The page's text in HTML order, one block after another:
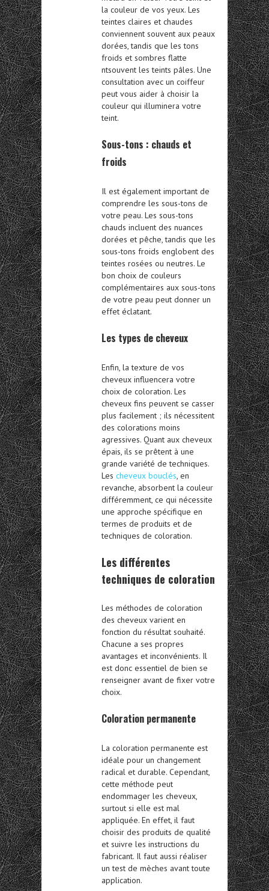
la couleur de vos yeux. Les
teintes claires et chaudes
conviennent souvent aux peaux
dorées, tandis que les tons
froids et sombres flatte
ntsouvent les teints pâles. Une
consultation avec un coiffeur
peut vous aider à choisir la
couleur qui illuminera votre
teint.
Sous-tons : chauds et
froids
Il est également important de
comprendre les sous-tons de
votre peau. Les sous-tons
chauds incluent des nuances
dorées et pêche, tandis que les
sous-tons froids englobent des
teintes rosées ou neutres. Le
bon choix de couleurs
complémentaires aux sous-tons
de votre peau peut donner un
effet éclatant.
Les types de cheveux
Enfin, la texture de vos
cheveux influencera votre
choix de coloration. Les
cheveux fins peuvent se casser
plus facilement ; ils nécessitent
des colorations moins
agressives. Quant aux cheveux
épais, ils se prêtent à une
grande variété de techniques.
Les cheveux bouclés, en
revanche, absorbent la couleur
différemment, ce qui nécessite
une approche spécifique en
termes de produits et de
techniques de coloration.
Les différentes
techniques de coloration
Les méthodes de coloration
des cheveux varient en
fonction du résultat souhaité.
Chacune a ses propres
avantages et inconvénients. Il
est donc essentiel de bien se
renseigner avant de fixer votre
choix.
Coloration permanente
La coloration permanente est
idéale pour un changement
radical et durable. Cependant,
cette méthode peut
endommager les cheveux,
surtout si elle est mal
appliquée. En effet, il faut
choisir des produits de qualité
et suivre les instructions du
fabricant. Il faut aussi réaliser
un test de mèches avant toute
application.